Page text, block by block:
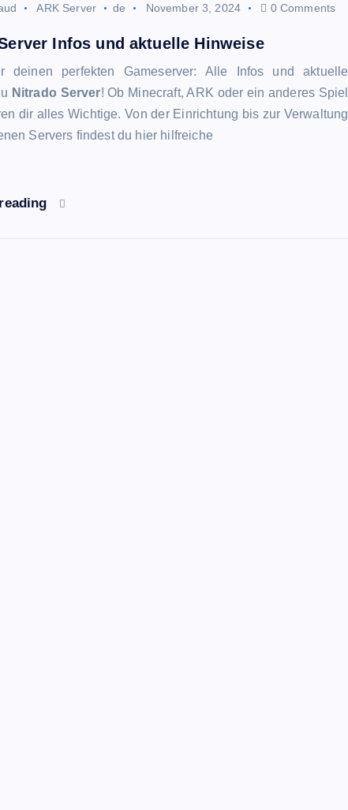
ARK Server de November 3, 2024 0 Comments
Infos und aktuelle Hinweise
deinen perfekten Gameserver: Alle Infos und aktuelle
Nitrado Server! Ob Minecraft, ARK oder ein anderes Spiel
dir alles Wichtige. Von der Einrichtung bis zur Verwaltung
Servers findest du hier hilfreiche